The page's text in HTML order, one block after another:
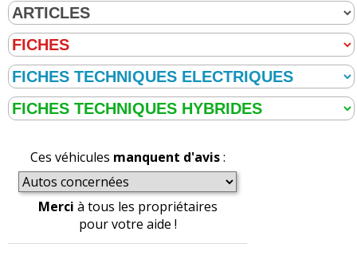
Ces véhicules manquent d'avis:
Merci à tous les propriétaires
pour votre aide !